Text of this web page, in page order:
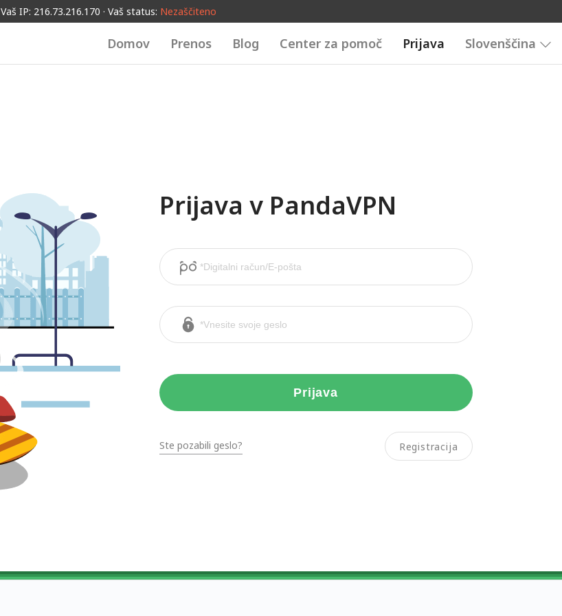
Vaš IP: 216.73.216.170 · Vaš status: Nezaščiteno
Domov Prenos Blog Center za pomoč Prijava Slovenščina
Prijava v PandaVPN
Prijava
Ste pozabili geslo? Registracija